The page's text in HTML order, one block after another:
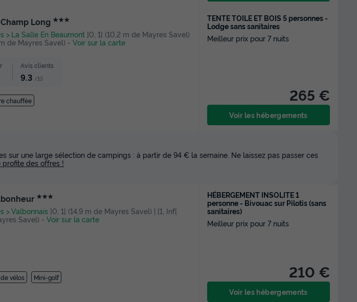
Long ★★★
La Salle En Beaumont ]0, 1[ (10,2 m de Mayres Savel)
de Mayres Savel) - Voir sur la carte
Avis clients
9.3 /10
chauffée
TENTE TOILE ET BOIS 5 personnes -
Lodge sans sanitaires
Meilleur prix pour 7 nuits
265 €
Voir les hébergements
★★★
Valbonnais ]0, 1[ (14,9 m de Mayres Savel) | [1, Inf[
Savel) - Voir sur la carte
vélos Mini-golf
HÉBERGEMENT INSOLITE 1
personne - Bivouac sur Pilotis (sans
sanitaires)
Meilleur prix pour 7 nuits
210 €
Voir les hébergements
sur une large sélection de campings : à partir de 94 € la semaine. Ne laissez pas passer ces
profite des offres !